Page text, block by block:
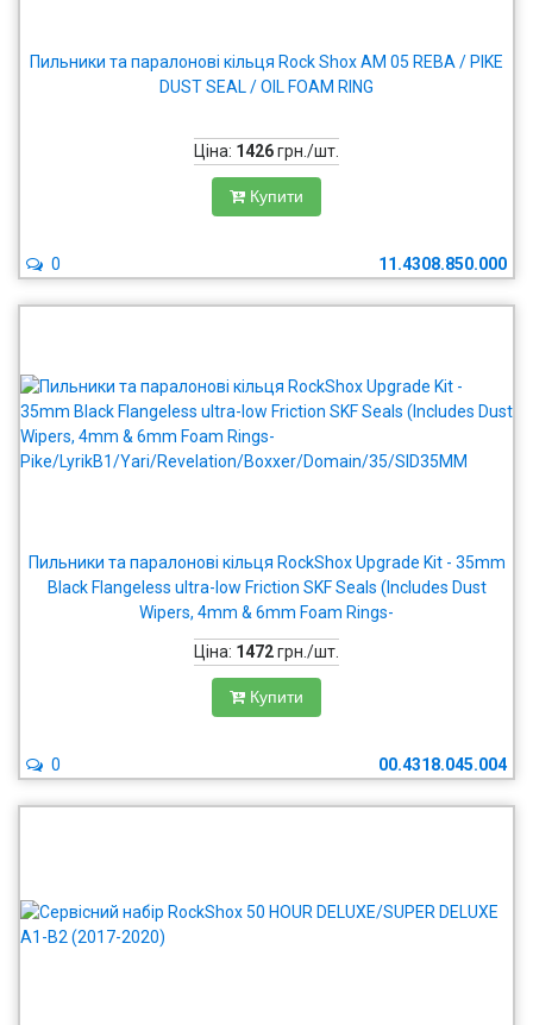
Пильники та паралонові кільця Rock Shox AM 05 REBA / PIKE
DUST SEAL / OIL FOAM RING
Ціна: 1426грн./шт.
Купити
11.4308.850.000
0
Пильники та паралонові кільця RockShox Upgrade Kit - 35mm
Black Flangeless ultra-low Friction SKF Seals (Includes Dust
Wipers, 4mm & 6mm Foam Rings-
Pike/LyrikB1/Yari/Revelation/Boxxer/Domain/35/SID35MM
Ціна: 1472грн./шт.
Купити
00.4318.045.004
0